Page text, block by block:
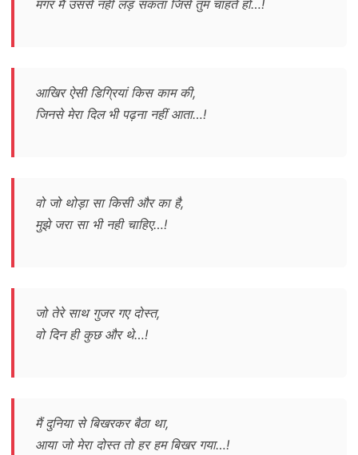
मगर मैं उससे नही लड़ सकता जिसे तुम चाहते हो…!
आखिर ऐसी डिग्रियां किस काम की,
जिनसे मेरा दिल भी पढ़ना नहीं आता…!
वो जो थोड़ा सा किसी और का है,
मुझे जरा सा भी नही चाहिए…!
जो तेरे साथ गुजर गए दोस्त,
वो दिन ही कुछ और थे…!
मैं दुनिया से बिखरकर बैठा था,
आया जो मेरा दोस्त तो हर हम बिखर गया…!